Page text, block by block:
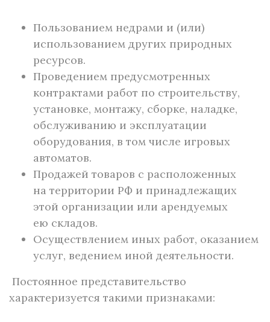
Пользованием недрами и (или)
использованием других природных
ресурсов.
Проведением предусмотренных
контрактами работ по строительству,
установке, монтажу, сборке, наладке,
обслуживанию и эксплуатации
оборудования, в том числе игровых
автоматов.
Продажей товаров с расположенных
на территории РФ и принадлежащих
этой организации или арендуемых
ею складов.
Осуществлением иных работ, оказанием
услуг, ведением иной деятельности.
Постоянное представительство
характеризуется такими признаками: